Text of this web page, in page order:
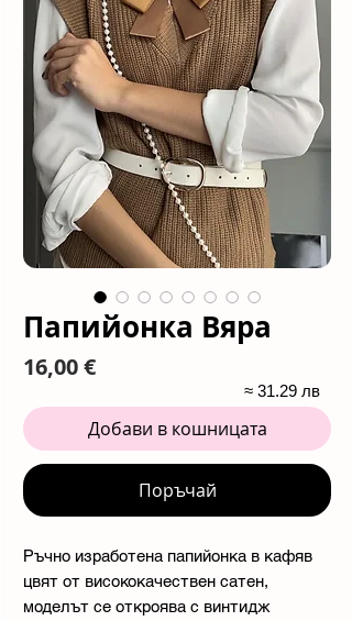
Папийонка Вяра
16,00 €Цена
Добави в кошницата
Поръчай
Ръчно изработена папийонка в кафяв
цвят от висококачествен сатен,
моделът се откроява с винтидж
≈ 31.29 лв